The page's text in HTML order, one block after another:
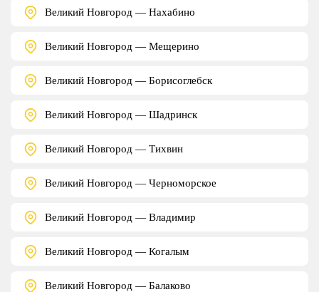
Великий Новгород — Нахабино
Великий Новгород — Мещерино
Великий Новгород — Борисоглебск
Великий Новгород — Шадринск
Великий Новгород — Тихвин
Великий Новгород — Черноморское
Великий Новгород — Владимир
Великий Новгород — Когалым
Великий Новгород — Балаково